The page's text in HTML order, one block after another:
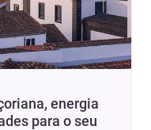
energia
para o seu